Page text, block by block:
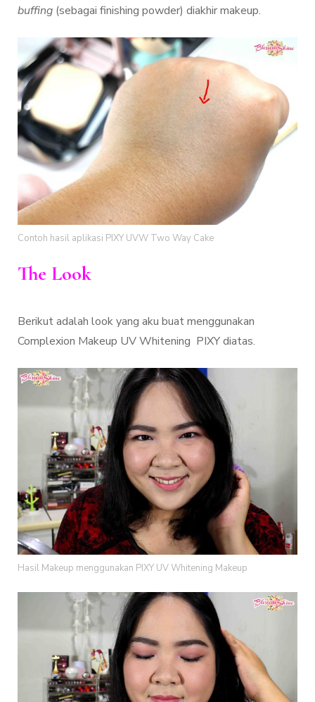
buffing (sebagai finishing powder) diakhir makeup.
Contoh hasil aplikasi PIXY UVW Two Way Cake
The Look
Berikut adalah look yang aku buat menggunakan
Complexion Makeup UV Whitening PIXY diatas.
Hasil Makeup menggunakan PIXY UV Whitening Makeup